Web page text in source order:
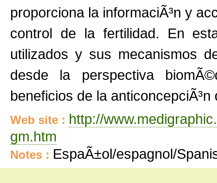
proporciona la informaciÃ³n y
control de la fertilidad. En
utilizados y sus mecanismos
desde la perspectiva
beneficios de la
Web site : http://
gm.htm
Notes : EspaÃ±ol/espagnol/